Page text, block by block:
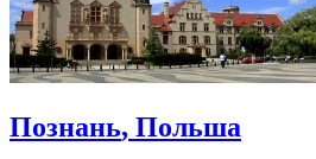
Познань, Польша